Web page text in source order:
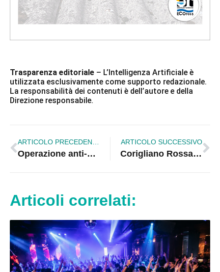
Trasparenza editoriale – L’Intelligenza Artificiale è
utilizzata esclusivamente come supporto redazionale.
La responsabilità dei contenuti è dell’autore e della
Direzione responsabile.
Operazione anti-estremismo: 22 perquisizioni contro minorenni radicalizzati in tutta Italia
ARTICOLO SUCCESSIVO
Corigliano Rossano, Zangaro si dimette dal Consiglio: dentro Pugliese?
Articoli correlati: